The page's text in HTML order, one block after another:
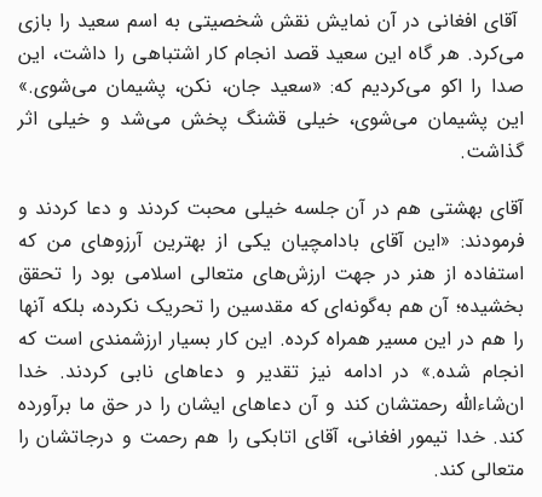
آقای افغانی در آن نمایش نقش شخصیتی به اسم سعید را بازی
می‌کرد. هر گاه این سعید قصد انجام کار اشتباهی را داشت، این
صدا را اکو می‌کردیم که: «سعید جان، نکن، پشیمان ‌می‌شوی.»
این پشیمان می‌شوی، خیلی قشنگ پخش می‌شد و خیلی اثر
گذاشت.
آقای بهشتی هم در آن جلسه خیلی محبت کردند و دعا کردند و
فرمودند: «این آقای بادامچیان یکی از بهترین‌ آرزوهای من که
استفاده از هنر در جهت ارزش‌های متعالی اسلامی بود را تحقق
بخشیده؛ آن هم به‌گونه‌ای که مقدسین را تحریک نکرده، بلکه آنها
را هم در این مسیر همراه کرده. این کار بسیار ارزشمندی است که
انجام شده.» در ادامه نیز تقدیر و دعاهای نابی کردند. خدا
ان‌شاءالله رحمتشان کند و آن دعاهای ایشان را در حق ما برآورده
کند. خدا تیمور افغانی، آقای اتابکی را هم رحمت و درجاتشان را
متعالی کند.